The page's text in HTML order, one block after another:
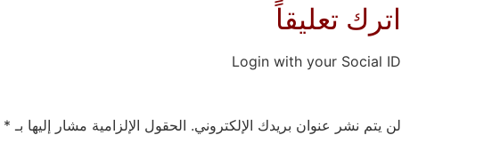
اترك تعليقاً
Login with your Social ID
لن يتم نشر عنوان بريدك الإلكتروني. الحقول الإلزامية مشار إليها بـ *